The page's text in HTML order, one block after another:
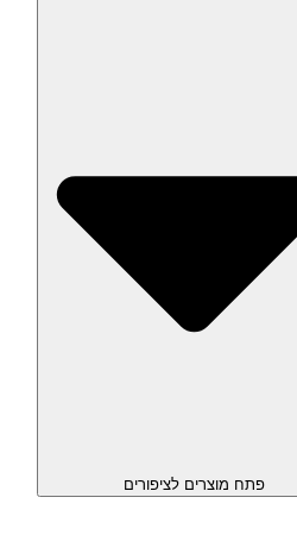
פתח מוצרים לציפורים